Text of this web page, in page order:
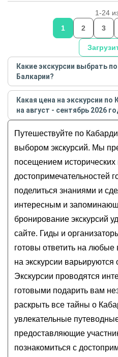
1-24
1 2 3
Какие экскурсии выбрать
Балкарии?
Самые популярные
Балкариив августе -
Мастер-класс по
Язык Тролля, замок
Тыжынты — из
жителем (из Нальчика)
Тайны Верхней
Любимый Нальчик!
Какая цена на экскурсии
на август - сентябрь 2026
август - сентябрь 2026
Путешествуйте по
выбором экскурсий. Мы
посещением исторических
достопримечательностей
поделиться знаниями и
интересным и
бронирование экскурсий
сайте. Гиды и
готовы ответить на
на экскурсии
Экскурсии проводятся
готовыми подарить вам
раскрыть все тайны о
увлекательные
предоставляющие
познакомиться с